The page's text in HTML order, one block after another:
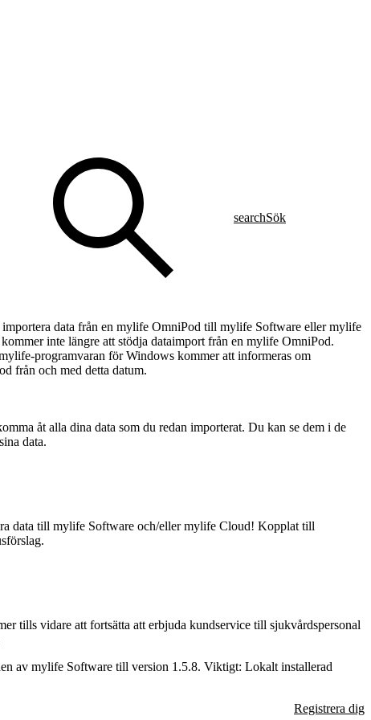
searchSök
data från en mylife OmniPod till mylife Software eller mylife
inte längre att stödja dataimport från en mylife OmniPod.
programvaran för Windows kommer att informeras om
från och med detta datum.
åt alla dina data som du redan importerat. Du kan se dem i de
data.
data till mylife Software och/eller mylife Cloud! Kopplat till
tills vidare att fortsätta att erbjuda kundservice till sjukvårdspersonal
av mylife Software till version 1.5.8. Viktigt: Lokalt installerad
Registrera dig